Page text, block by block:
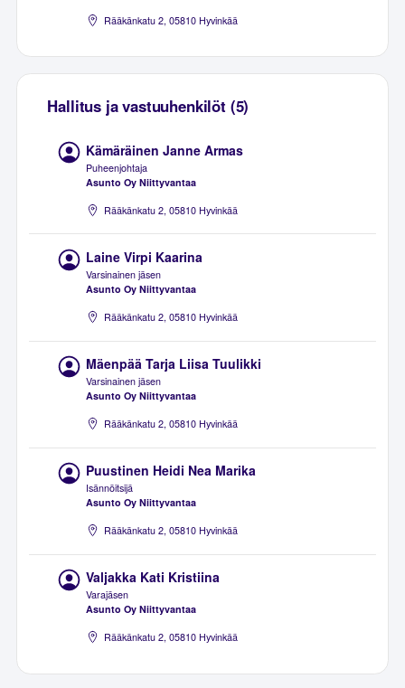
Rääkänkatu 2, 05810 Hyvinkää
Hallitus ja vastuuhenkilöt (5)
Kämäräinen Janne Armas
Puheenjohtaja
Asunto Oy Niittyvantaa
Rääkänkatu 2, 05810 Hyvinkää
Laine Virpi Kaarina
Varsinainen jäsen
Asunto Oy Niittyvantaa
Rääkänkatu 2, 05810 Hyvinkää
Mäenpää Tarja Liisa Tuulikki
Varsinainen jäsen
Asunto Oy Niittyvantaa
Rääkänkatu 2, 05810 Hyvinkää
Puustinen Heidi Nea Marika
Isännöitsijä
Asunto Oy Niittyvantaa
Rääkänkatu 2, 05810 Hyvinkää
Valjakka Kati Kristiina
Varajäsen
Asunto Oy Niittyvantaa
Rääkänkatu 2, 05810 Hyvinkää